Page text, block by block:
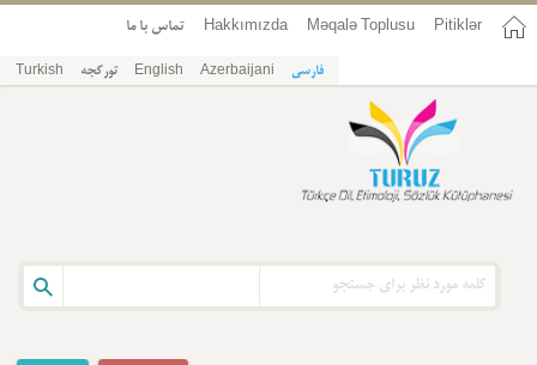
Pitiklər
Məqalə Toplusu
Hakkımızda تماس با ما
فارسی Azerbaijani
English تورکجه Turkish